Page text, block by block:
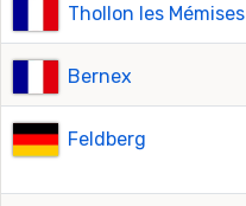
Thollon les Mémises
Bernex
Feldberg